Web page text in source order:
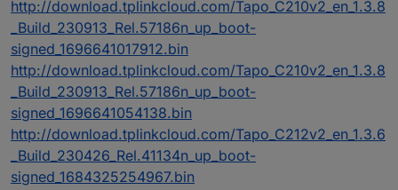
http://download.tplinkcloud.com/Tapo_C210v2_en_1.3.8
_Build_230913_Rel.57186n_up_boot-
signed_1696641017912.bin
http://download.tplinkcloud.com/Tapo_C210v2_en_1.3.8
_Build_230913_Rel.57186n_up_boot-
signed_1696641054138.bin
http://download.tplinkcloud.com/Tapo_C212v2_en_1.3.6
_Build_230426_Rel.41134n_up_boot-
signed_1684325254967.bin